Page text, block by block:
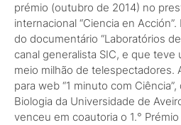
prémio (outubro de 2014) no
internacional “Ciencia en
do documentário “Laboratórios
canal generalista SIC, e que teve
meio milhão de telespectadores.
para web “1 minuto com
Biologia da Universidade de
venceu em coautoria o 1.°